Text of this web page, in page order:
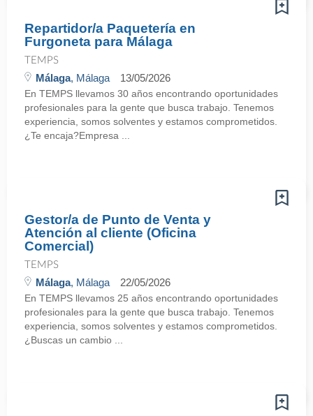
Repartidor/a Paquetería en
Furgoneta para Málaga
TEMPS
Málaga, Málaga 13/05/2026
En TEMPS llevamos 30 años encontrando oportunidades
profesionales para la gente que busca trabajo. Tenemos
experiencia, somos solventes y estamos comprometidos.
¿Te encaja?Empresa ...
Gestor/a de Punto de Venta y
Atención al cliente (Oficina
Comercial)
TEMPS
Málaga, Málaga 22/05/2026
En TEMPS llevamos 25 años encontrando oportunidades
profesionales para la gente que busca trabajo. Tenemos
experiencia, somos solventes y estamos comprometidos.
¿Buscas un cambio ...